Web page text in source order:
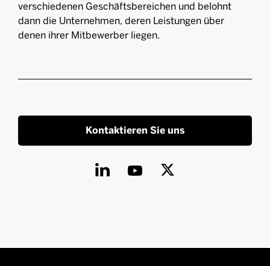
verschiedenen Geschäftsbereichen und belohnt
dann die Unternehmen, deren Leistungen über
denen ihrer Mitbewerber liegen.
Kontaktieren Sie uns